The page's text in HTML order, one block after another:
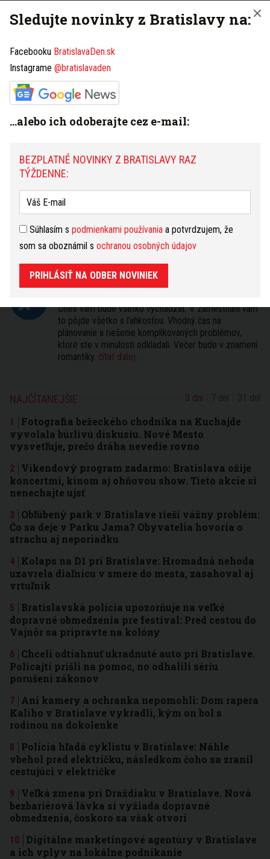
BEZPLATNÉ NOVINKY Z BRATISLAVY RAZ
Súhlasím spodmienkami používania
HOROSKOP
Dnešný Zajtrajší Týždenný
Strelec (23.11. - 21.12.)
Dnes vám bude všetko vychádzať. V zamestnaní vám
to pôjde všetko s ľahkosťou. Vhodný čas na
plánovanie a riešenie komplikovaných problémov,
ktoré ste v minulosti odkladali. Večer bude v znamení
romantiky. čítať ďalej...
NAJČÍTANEJŠIE 3 dni
Fotografia bežeckého chodníka na Kuchajde
vyvolala búrlivú diskusiu. Nové Mesto
vysvetľuje, prečo dráha nevedie rovno
Víkendový program zadarmo: Bratislava ožije
koncertmi, kinom aj ohňovou show. Tieto akcie si
nenechajte ujsť
Obľúbený park v Bratislave rieši vážny problém:
Čo sa deje v Parku Jama? Obyvatelia hovoria o
strachu aj neporiadku
Kolaps na D1 pri Bratislave: Hromadná nehoda
uzavrela diaľnicu v smere do mesta, zasahoval aj
vrtuľník
Bratislavská polícia upozorňuje na veľké
dopravné obmedzenia pre festival: Pred cestou do
Vajnôr sa pripravte na kolóny
Chceli odtiahnuť ukradnuté auto pri Bratislave.
Policajti prišli na pomoc, no odhalili sériu
porušení zákonov
Ani kamery a ochranka nepomohli: Dom rapera
Kaliho v Bratislave vykradli, kým on bol s
rodinou na dokolenke
Polícia hľadá cyklistu v Bratislave: Náhle
vbehol pred električku, následkom čoho sa zranil
cestujúci v električke
Veľká zmena pri Draždiaku v Bratislave. Nová
bezbariérová lávka si vyžiada dopravné
obmedzenia, čoskoro sa však otvorí
Digitálne marketingové agentúry v Bratislave
a ich vplyv na lokálne podnikanie
Sledujte novinky z Bratislavy na:
Facebooku BratislavaDen.sk
Instagrame @bratislavaden
...alebo ich odoberajte cez e-mail:
BEZPLATNÉ NOVINKY Z BRATISLAVY RAZ
TÝŽDENNE:
Súhlasím s podmienkami používania a potvrdzujem, že
som sa oboznámil s ochranou osobných údajov
PRIHLÁSIŤ NA ODBER NOVINIEK